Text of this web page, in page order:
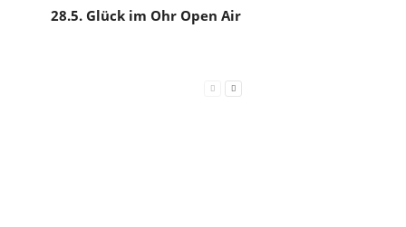
28.5. Glück im Ohr Open Air